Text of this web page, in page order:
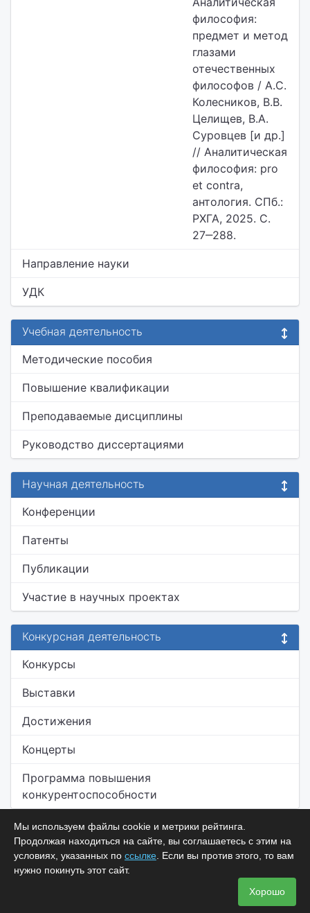
философия:
предмет и метод
глазами
отечественных
философов / А.С.
Колесников, В.В.
Целищев, В.А.
Суровцев [и др.]
// Аналитическая
философия: pro
et contra,
антология. СПб.:
РХГА, 2025. С.
27‒288.
Направление науки
УДК
Учебная деятельность
Методические пособия
Повышение квалификации
Преподаваемые дисциплины
Руководство диссертациями
Научная деятельность
Конференции
Патенты
Публикации
Участие в научных проектах
Конкурсная деятельность
Конкурсы
Выставки
Достижения
Концерты
Программа повышения
конкурентоспособности
Мы используем файлы cookie и метрики рейтинга.
Продолжая находиться на сайте, вы соглашаетесь с этим на
условиях, указанных по ссылке . Если вы против этого, то вам
нужно покинуть этот сайт.
Хорошо